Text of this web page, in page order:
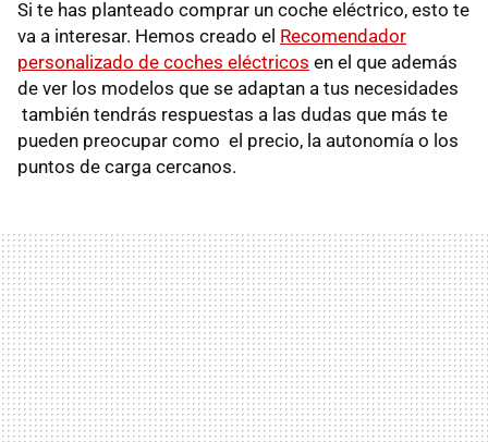
Si te has planteado comprar un coche eléctrico, esto te
va a interesar. Hemos creado el Recomendador
personalizado de coches eléctricos en el que además
de ver los modelos que se adaptan a tus necesidades
también tendrás respuestas a las dudas que más te
pueden preocupar como el precio, la autonomía o los
puntos de carga cercanos.